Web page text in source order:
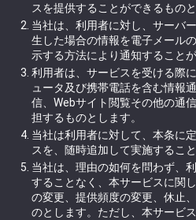
スを提供することができるものと
当社は、利用者に対し、サーバ
生した場合の情報を電子メール
示する方法により通知すること
利用者は、サービスを受ける際
ュータ及び携帯電話を含む情報
信、Webサイト閲覧その他の通
担するものとします。
当社は利用者に対して、本条に
スを、随時追加して実施するこ
当社は、理由の如何を問わず、
することなく、本サービスに関
の変更、提供頻度の変更、休止
のとします。ただし、本サービ